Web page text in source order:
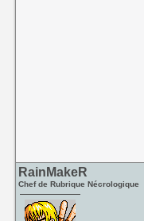
RainMakeR
Chef de Rubrique Nécrologique